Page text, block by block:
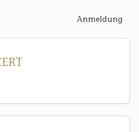
Anmeldung